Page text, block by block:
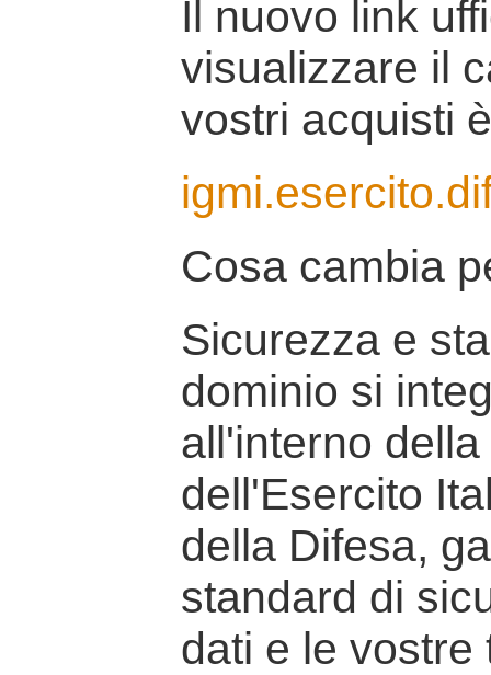
Il nuovo link
visualizzare il
vostri acquisti
Cosa cambia
Sicurezza e
dominio si
all'interno
dell'Esercito
della Difesa,
standard di
dati e le vostre